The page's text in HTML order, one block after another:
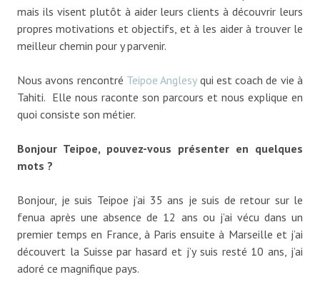
mais ils visent plutôt à aider leurs clients à découvrir leurs
propres motivations et objectifs, et à les aider à trouver le
meilleur chemin pour y parvenir.
Nous avons rencontré Teipoe Anglesyqui est coach de vie à
Tahiti. Elle nous raconte son parcours et nous explique en
quoi consiste son métier.
Bonjour Teipoe, pouvez-vous présenter en quelques
mots ?
Bonjour, je suis Teipoe j’ai 35 ans je suis de retour sur le
fenua après une absence de 12 ans ou j’ai vécu dans un
premier temps en France, à Paris ensuite à Marseille et j’ai
découvert la Suisse par hasard et j’y suis resté 10 ans, j’ai
adoré ce magnifique pays.